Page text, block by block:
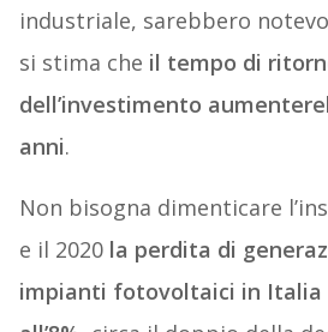
industriale, sarebbero
si stima che il tempo di
dell’investimento
anni.
Non bisogna dimenticare
e il 2020 la perdita di
impianti fotovoltaici in Italia